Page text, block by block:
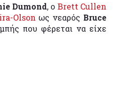
Dumond, ο Brett Cullen
Olson ως νεαρός Bruce
που φέρεται να είχε